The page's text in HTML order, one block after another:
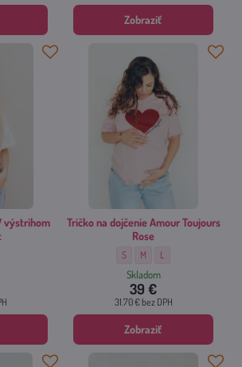
Zobraziť
výstrihom
dojčenie s V výstrihom Pink Heart - Veľkosť:
Tričko na dojčenie Amour Toujours
Rose
Tričko na dojčenie Amour
S Tričko na dojčenie Amour
M Tričko na dojčenie
L
Skladom
39 €
31.70 €bez DPH
Zobraziť